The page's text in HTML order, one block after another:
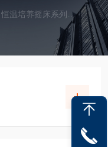
恒温培养摇床系列 台式